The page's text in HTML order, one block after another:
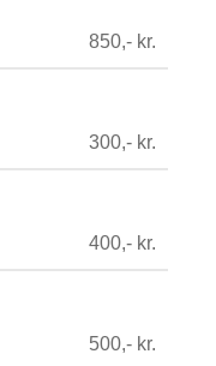
850,- kr.
300,- kr.
400,- kr.
500,- kr.